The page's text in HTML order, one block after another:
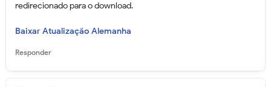
redirecionado para o download.
Baixar Atualização Alemanha
Responder